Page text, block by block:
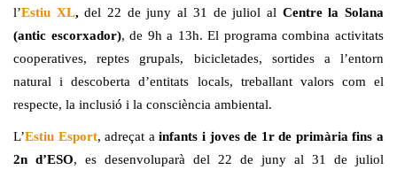
l’Estiu XL,del 22 de juny al 31 de juliol al Centre la Solana
(antic escorxador), de 9h a 13h. El programa combina activitats
cooperatives, reptes grupals, bicicletades, sortides a l’entorn
natural i descoberta d’entitats locals, treballant valors com el
respecte, la inclusió i la consciència ambiental.
L’Estiu Esport, adreçat ainfants i joves de 1r de primària fins a
2n d’ESO, es desenvoluparà del 22 de juny al 31 de juliol